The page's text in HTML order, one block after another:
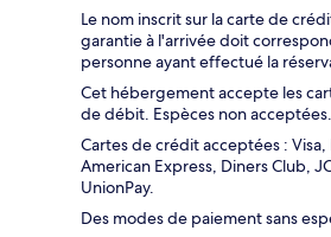
Le nom inscrit sur la carte de
garantie à l'arrivée doit
personne ayant effectué la
Cet hébergement accepte les
de débit. Espèces non acceptées.
Cartes de crédit acceptées :
American Express, Diners Club,
UnionPay.
Des modes de paiement sans